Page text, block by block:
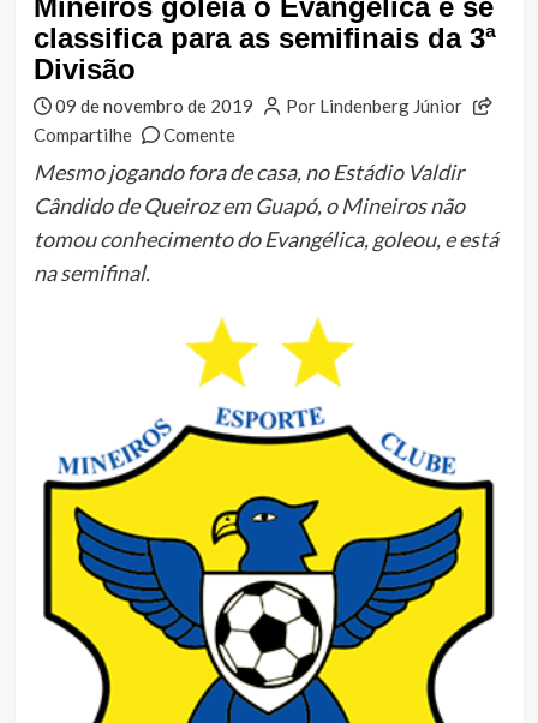
Mineiros goleia o Evangélica e se
classifica para as semifinais da 3ª
Divisão
09 de novembro de 2019
Por Lindenberg Júnior
Compartilhe
Comente
Mesmo jogando fora de casa, no Estádio Valdir
Cândido de Queiroz em Guapó, o Mineiros não
tomou conhecimento do Evangélica, goleou, e está
na semifinal.